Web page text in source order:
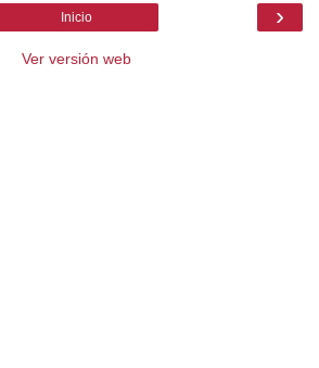
›
Inicio
Ver versión web